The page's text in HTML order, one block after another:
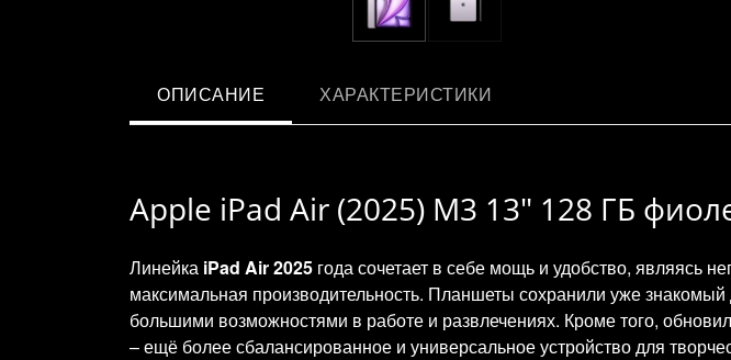
ОПИСАНИЕ ХАРАКТЕРИСТИКИ
Apple iPad Air (2025) M3 13" 128 ГБ
Линейка iPad Air 2025 года сочетает в себе мощь и удобство, являясь
максимальная производительность. Планшеты сохранили уже
большими возможностями в работе и развлечениях. Кроме того,
– ещё более сбалансированное и универсальное устройство для